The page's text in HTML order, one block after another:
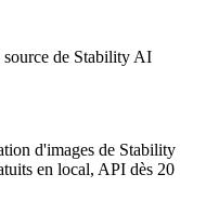
source de Stability AI
d'images de Stability
en local, API dès 20